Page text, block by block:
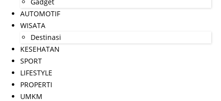
AUTOMOTIF
WISATA
Destinasi
KESEHATAN
SPORT
LIFESTYLE
PROPERTI
UMKM